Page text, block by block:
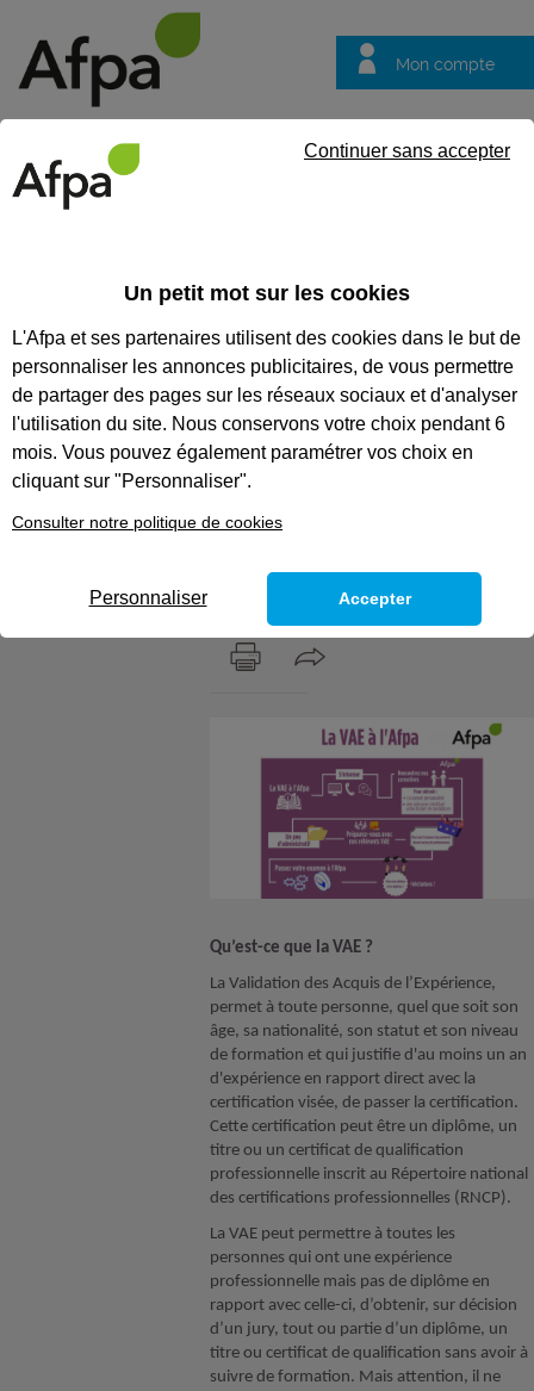
Mon compte
questions
Fil info
Témoignage VAE :
Françoise HENRIET
a réalisé sa
Validation des
Acquis de
l’Expérience à l’Afpa
en Occitanie
Qu’est-ce que la VAE ?
La Validation des Acquis de l’Expérience,
permet à toute personne, quel que soit son
âge, sa nationalité, son statut et son niveau
de formation et qui justifie d'au moins un an
d'expérience en rapport direct avec la
certification visée, de passer la certification.
Cette certification peut être un diplôme, un
titre ou un certificat de qualification
professionnelle inscrit au Répertoire national
des certifications professionnelles (RNCP).
La VAE peut permettre à toutes les
personnes qui ont une expérience
professionnelle mais pas de diplôme en
rapport avec celle-ci, d’obtenir, sur décision
d’un jury, tout ou partie d’un diplôme, un
titre ou certificat de qualification sans avoir à
suivre de formation. Mais attention, il ne
Un petit mot sur les cookies
L'Afpa et ses partenaires utilisent des cookies dans le but de
personnaliser les annonces publicitaires, de vous permettre
de partager des pages sur les réseaux sociaux et d'analyser
l'utilisation du site. Nous conservons votre choix pendant 6
mois. Vous pouvez également paramétrer vos choix en
cliquant sur "Personnaliser".
Consulter notre politique de cookies
Continuer sans accepter
Personnaliser Accepter